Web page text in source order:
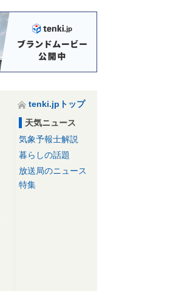
tenki.jpトップ
天気ニュース
気象予報士解説
暮らしの話題
放送局のニュース
特集